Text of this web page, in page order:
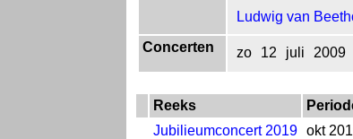
Ludwig van
Concerten
zo 12 juli 2009
Reeks
Jubilieumconcert 2019 okt